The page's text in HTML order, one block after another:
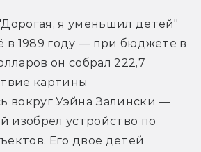
я уменьшил детей"
в 1989 году — при бюджете в
он собрал 222,7
картины
вокруг Уэйна Залински —
изобрёл устройство по
Его двое детей